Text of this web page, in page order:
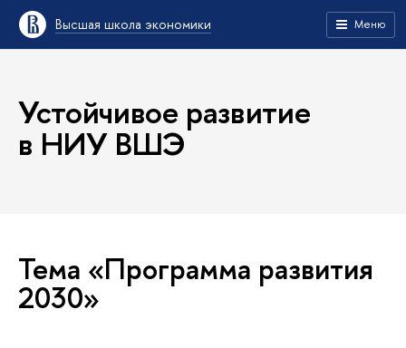
Высшая школа экономики Меню
Устойчивое развитие
в НИУ ВШЭ
Тема «Программа развития
2030»